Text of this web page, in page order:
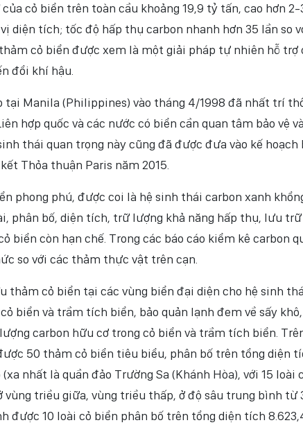
cỏ biển trên toàn cầu khoảng 19,9 tỷ tấn, cao hơn 2-
diện tích; tốc độ hấp thụ carbon nhanh hơn 35 lần so
cỏ biển được xem là một giải pháp tự nhiên hỗ trợ
đổi khí hậu.
tại Manila (Philippines) vào tháng 4/1998 đã nhất trí
hợp quốc và các nước có biển cần quan tâm bảo vệ
thái quan trọng này cũng đã được đưa vào kế hoạch
Thỏa thuận Paris năm 2015.
phong phú, được coi là hệ sinh thái carbon xanh
phân bố, diện tích, trữ lượng khả năng hấp thụ, lưu
biển còn hạn chế. Trong các báo cáo kiểm kê carbon
so với các thảm thực vật trên cạn.
thảm cỏ biển tại các vùng biển đại diện cho hệ sinh
biển và trầm tích biển, bảo quản lạnh đem về sấy
carbon hữu cơ trong cỏ biển và trầm tích biển.
50 thảm cỏ biển tiêu biểu, phân bố trên tổng diện
nhất là quần đảo Trường Sa (Khánh Hòa), với 15 loài
triều giữa, vùng triều thấp, ở độ sâu trung bình từ
được 10 loài cỏ biển phân bố trên tổng diện tích